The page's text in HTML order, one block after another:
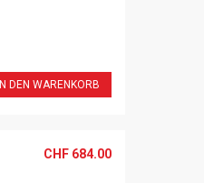
IN DEN WARENKORB
CHF 684.00